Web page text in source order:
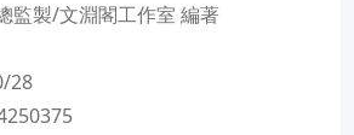
監製/文淵閣工作室 編著
28